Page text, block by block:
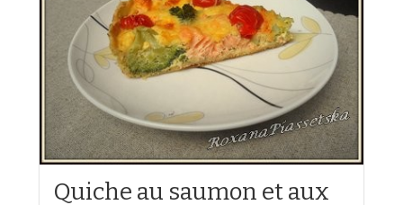
Quiche au saumon et aux